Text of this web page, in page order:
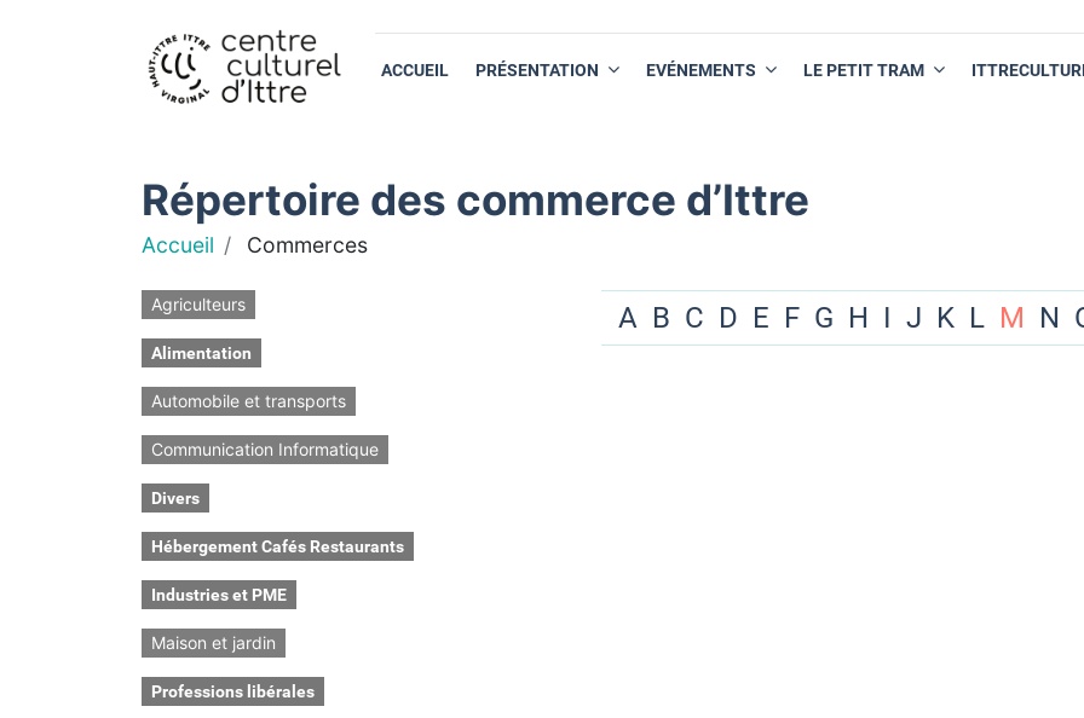
ACCUEIL PRÉSENTATION EVÉNEMENTS LE PETIT TRAM
Répertoire des commerce d’Ittre
Accueil Commerces
Agriculteurs
Alimentation
Automobile et transports
Communication Informatique
Divers
Hébergement Cafés Restaurants
Industries et PME
Maison et jardin
Professions libérales
A B C D E F G H I J K L M N